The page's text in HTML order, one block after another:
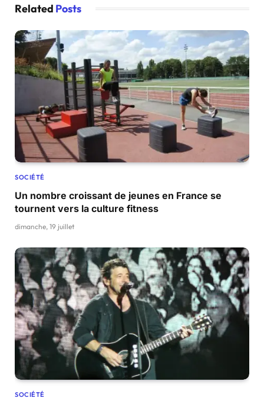
Related Posts
SOCIÉTÉ
Un nombre croissant de jeunes en France se
tournent vers la culture fitness
dimanche, 19 juillet
SOCIÉTÉ